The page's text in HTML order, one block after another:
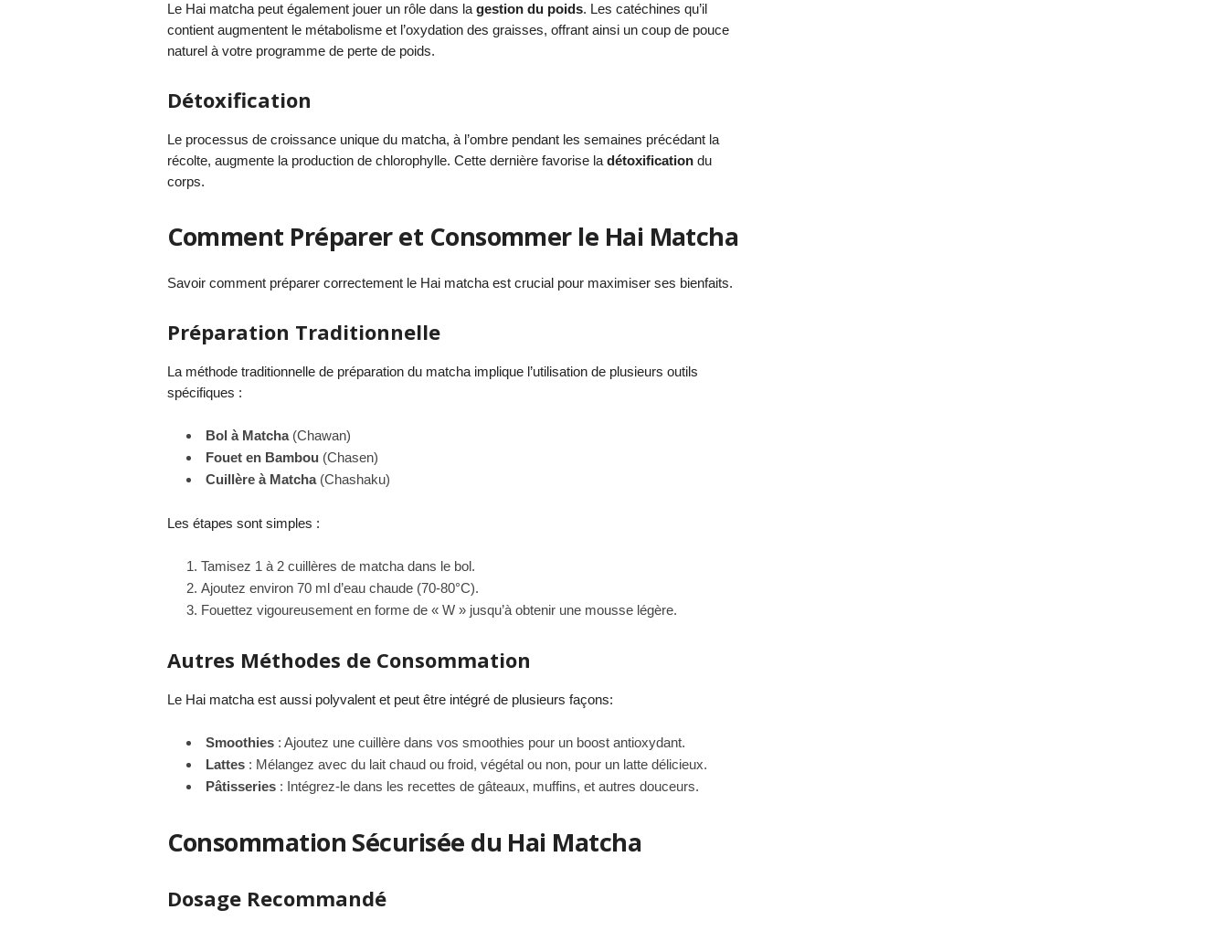
Le Hai matcha peut également jouer un rôle dans la gestion du poids. Les catéchines qu’il
contient augmentent le métabolisme et l’oxydation des graisses, offrant ainsi un coup de pouce
naturel à votre programme de perte de poids.
Détoxification
Le processus de croissance unique du matcha, à l’ombre pendant les semaines précédant la
récolte, augmente la production de chlorophylle. Cette dernière favorise la détoxificationdu
corps.
Comment Préparer et Consommer le Hai Matcha
Savoir comment préparer correctement le Hai matcha est crucial pour maximiser ses bienfaits.
Préparation Traditionnelle
La méthode traditionnelle de préparation du matcha implique l’utilisation de plusieurs outils
spécifiques :
Bol à Matcha(Chawan)
Fouet en Bambou (Chasen)
Cuillère à Matcha(Chashaku)
Les étapes sont simples :
Tamisez 1 à 2 cuillères de matcha dans le bol.
Ajoutez environ 70 ml d’eau chaude (70-80°C).
Fouettez vigoureusement en forme de « W » jusqu’à obtenir une mousse légère.
Autres Méthodes de Consommation
Le Hai matcha est aussi polyvalent et peut être intégré de plusieurs façons:
Smoothies: Ajoutez une cuillère dans vos smoothies pour un boost antioxydant.
Lattes: Mélangez avec du lait chaud ou froid, végétal ou non, pour un latte délicieux.
Pâtisseries: Intégrez-le dans les recettes de gâteaux, muffins, et autres douceurs.
Consommation Sécurisée du Hai Matcha
Dosage Recommandé